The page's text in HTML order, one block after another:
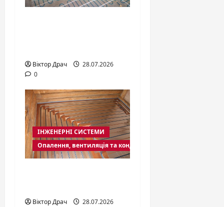
Віктор Драч
28.07.2026
0
ІНЖЕНЕРНІ СИСТЕМИ
Опалення, вентиляція та кондиціювання
Віктор Драч
28.07.2026